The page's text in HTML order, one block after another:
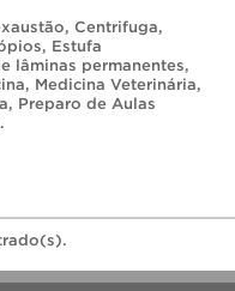
, Centrifuga,
, Estufa
lâminas permanentes,
, Medicina Veterinária,
, Preparo de Aulas
.